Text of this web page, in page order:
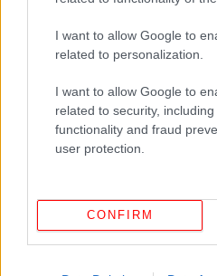
I want to allow Google to
related to personalization.
I want to allow Google to
related to security,
functionality and fraud
user protection.
CONFIRM